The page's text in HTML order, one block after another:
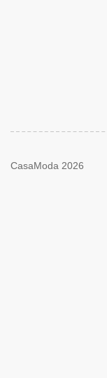
CasaModa 2026